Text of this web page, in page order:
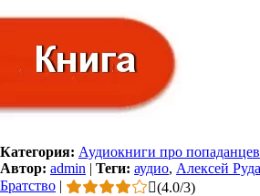
Категория: Аудиокниги про попаданцев
Автор: admin | Теги: аудио, Алексей
Братство | (4.0/3)